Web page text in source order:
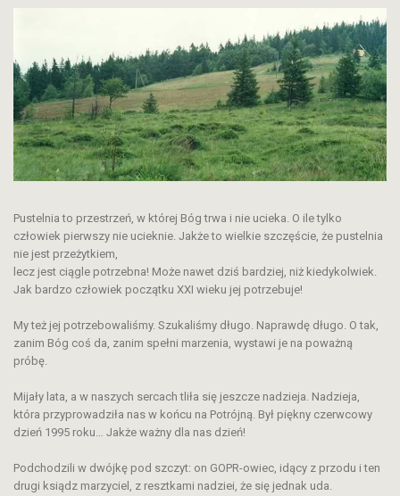
Pustelnia to przestrzeń, w której Bóg trwa i nie ucieka. O ile tylko
człowiek pierwszy nie ucieknie. Jakże to wielkie szczęście, że pustelnia
nie jest przeżytkiem,
lecz jest ciągle potrzebna! Może nawet dziś bardziej, niż kiedykolwiek.
Jak bardzo człowiek początku XXI wieku jej potrzebuje!
My też jej potrzebowaliśmy. Szukaliśmy długo. Naprawdę długo. O tak,
zanim Bóg coś da, zanim spełni marzenia, wystawi je na poważną
próbę.
Mijały lata, a w naszych sercach tliła się jeszcze nadzieja. Nadzieja,
która przyprowadziła nas w końcu na Potrójną. Był piękny czerwcowy
dzień 1995 roku… Jakże ważny dla nas dzień!
Podchodzili w dwójkę pod szczyt: on GOPR-owiec, idący z przodu i ten
drugi ksiądz marzyciel, z resztkami nadziei, że się jednak uda.